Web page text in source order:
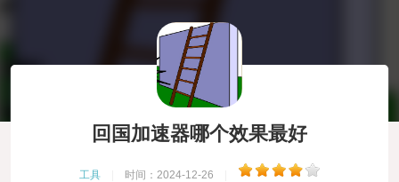
回国加速器哪个效果最好
工具 时间：2024-12-26